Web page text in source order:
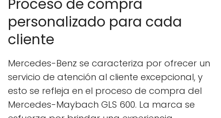
Proceso de compra
personalizado para cada
cliente
Mercedes-Benz se caracteriza por ofrecer un
servicio de atención al cliente excepcional, y
esto se refleja en el proceso de compra del
Mercedes-Maybach GLS 600. La marca se